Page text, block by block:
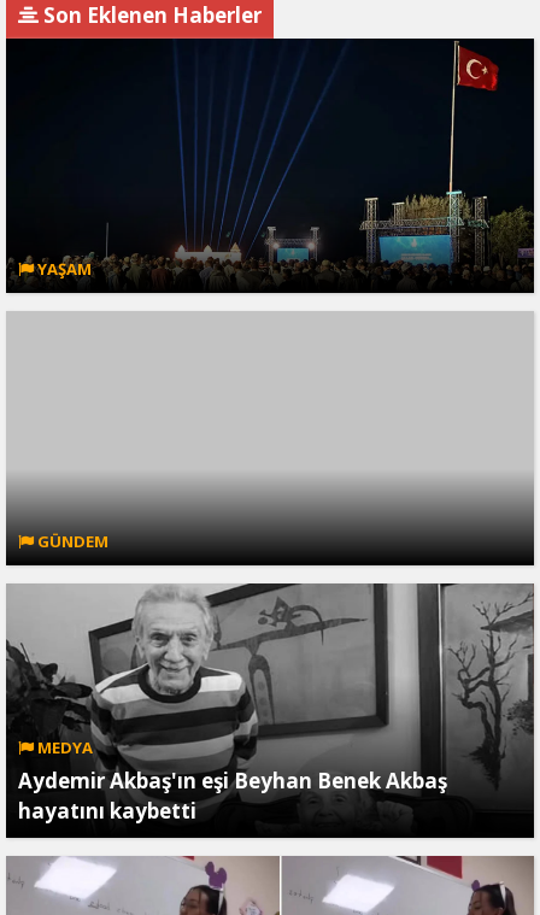
Son Eklenen Haberler
YAŞAM
GÜNDEM
MEDYA
Aydemir Akbaş'ın eşi Beyhan Benek Akbaş
hayatını kaybetti